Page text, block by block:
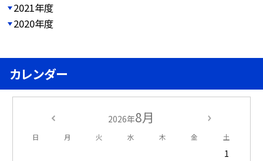
2021年度
2020年度
カレンダー
2026年8月
日 月 火 水 木 金 土
1